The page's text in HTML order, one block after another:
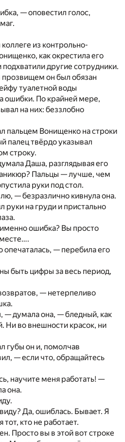
— оповестил голос,
из контрольно-
как окрестила его
другие сотрудники.
он был обязан
туалетной воды
ошибки. По крайней мере,
на них: беззлобно
пальцем Вонищенко на строки
палец твёрдо указывал
строку.
Даша, разглядывая его
Пальцы — лучше, чем
руки под стол.
— безразлично кивнула она.
руки на груди и пристально
ошибка? Вы просто
опечаталась, — перебила его
быть цифры за весь период,
— нетерпеливо
— думала она, — бледный, как
Ни во внешности красок, ни
он и, помолчав
— если что, обращайтесь
научите меня работать! —
она.
Да, ошиблась. Бывает. Я
кто не работает.
Просто вы в этой вот строке